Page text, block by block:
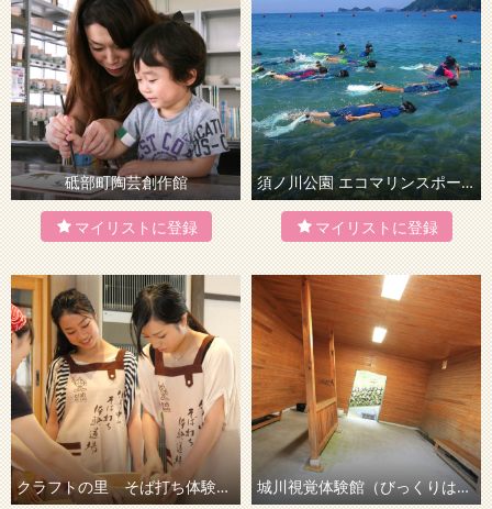
砥部町陶芸創作館 須ノ川公園 エコマリンスポーツ
クラフトの里 そば打ち体験道場（道の駅なかやま） 城川視覚体験館（びっくりはうす）